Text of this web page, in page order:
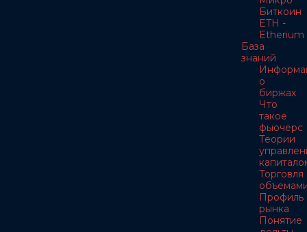
Биткоин
ETH -
Etherium
База
знаний
о
биржах
Что
такое
фьючерс
Теории
Торговля
Профиль
рынка
Понятие